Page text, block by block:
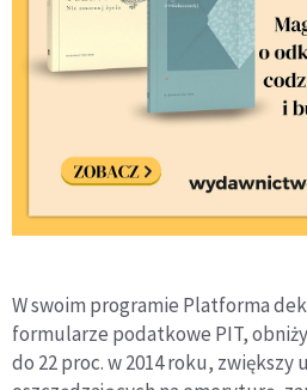
W swoim programie Platforma
formularze podatkowe PIT,
do 22 proc. w 2014 roku,